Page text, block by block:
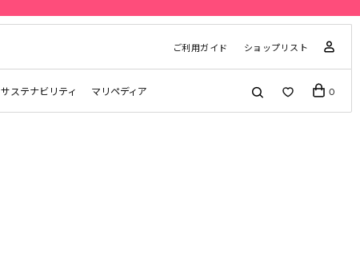
ご利用ガイド ショップリスト
サステナビリティ マリペディア 0